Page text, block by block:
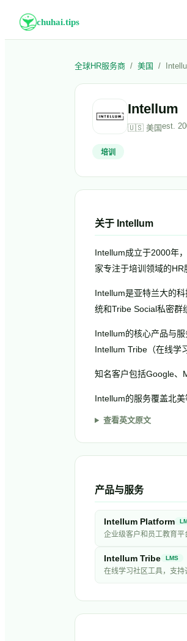
chuhai.tips
全球HR服务商 / 美国 /
Intellum
🇺🇸 美国est.
培训
关于 Intellum
Intellum成立于2000年
家专注于培训领域的HR
Intellum是亚特兰大的
统和Tribe Social私密群
Intellum的核心产品与
Intellum Tribe（在线学
知名客户包括Google、
Intellum的服务覆盖北美
查看英文原文
产品与服务
Intellum Platform
企业级客户和员工教育
Intellum Tribe LMS
在线学习社区工具，支持